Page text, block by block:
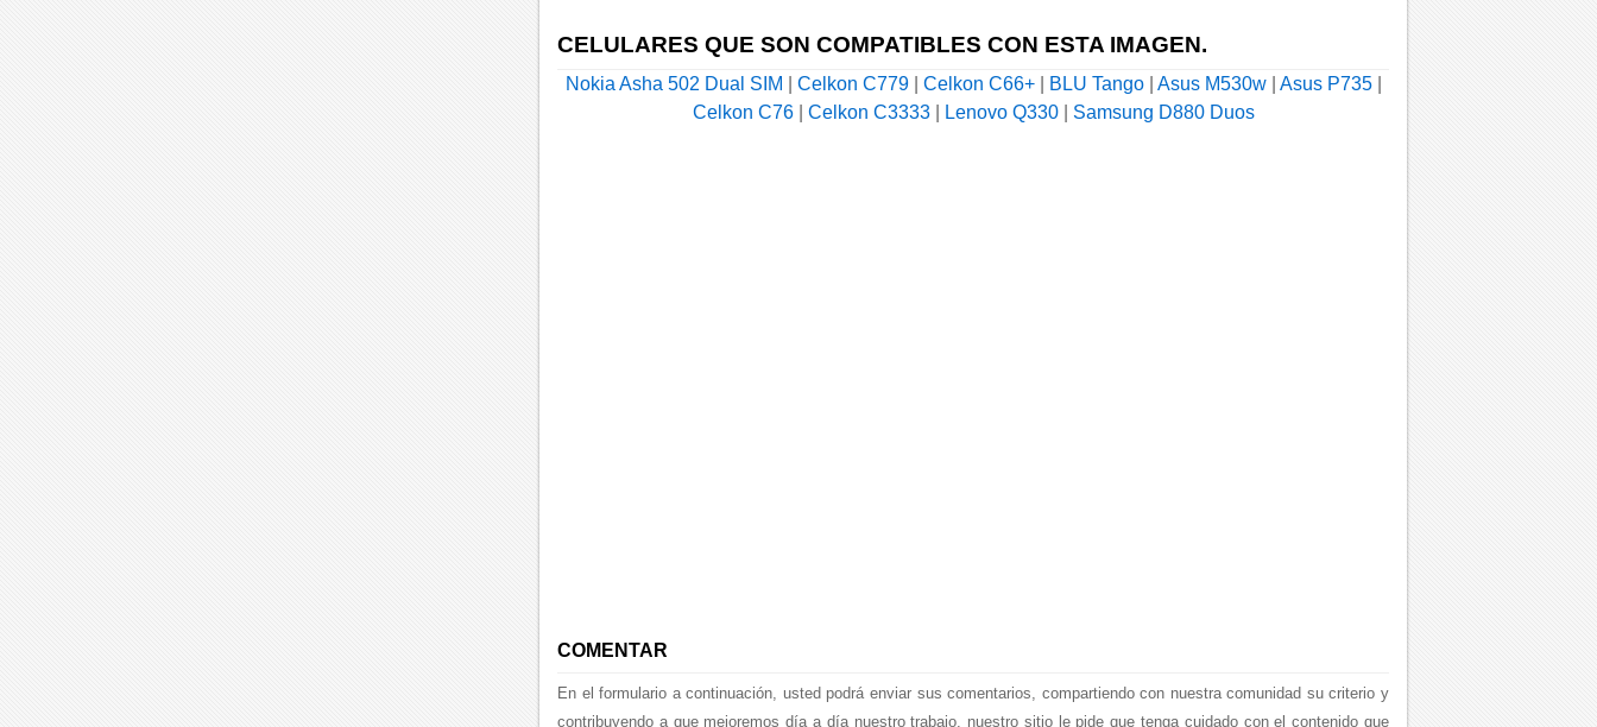
CELULARES QUE SON COMPATIBLES CON ESTA IMAGEN.
Nokia Asha 502 Dual SIM Celkon C779| Celkon C66+| BLU Tango| Asus M530w| Asus P735|
Celkon C76| Celkon C3333| Lenovo Q330| Samsung D880 Duos
COMENTAR
En el formulario a continuación, usted podrá enviar sus comentarios, compartiendo con nuestra comunidad su criterio y
contribuyendo a que mejoremos día a día nuestro trabajo, nuestro sitio le pide que tenga cuidado con el contenido que